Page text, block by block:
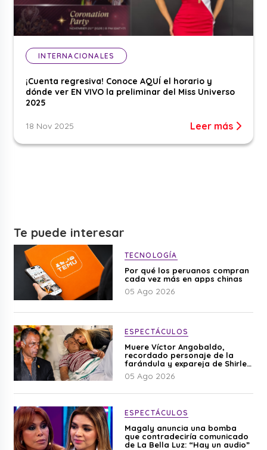
INTERNACIONALES
¡Cuenta regresiva! Conoce AQUÍ el horario y
dónde ver EN VIVO la preliminar del Miss Universo
2025
18 Nov 2025 Leer más
Te puede interesar
TECNOLOGÍA
Por qué los peruanos compran
cada vez más en apps chinas
05 Ago 2026
ESPECTÁCULOS
Muere Víctor Angobaldo,
recordado personaje de la
farándula y expareja de Shirley
Cherres
05 Ago 2026
ESPECTÁCULOS
Magaly anuncia una bomba
que contradeciría comunicado
de La Bella Luz: “Hay un audio”